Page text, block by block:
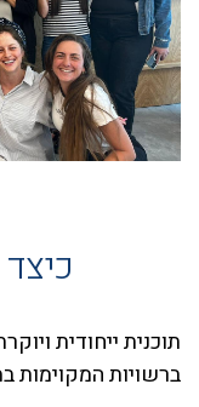
תוכנית ייחודית
ברשויות